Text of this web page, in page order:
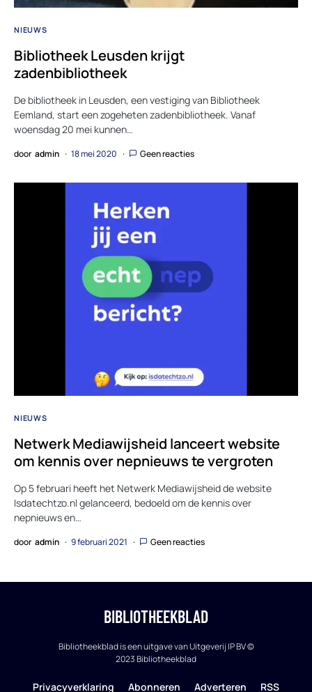
NIEUWS
Bibliotheek Leusden krijgt
zadenbibliotheek
De bibliotheek in Leusden, een vestiging van Bibliotheek
Eemland, start een zogeheten zadenbibliotheek. Vanaf
woensdag 20 mei kunnen…
door admin 18 mei 2020 Geen reacties
NIEUWS
Netwerk Mediawijsheid lanceert website
om kennis over nepnieuws te vergroten
Op 5 februari heeft het Netwerk Mediawijsheid de website
Isdatechtzo.nl gelanceerd, bedoeld om de kennis over
nepnieuws en…
door admin 9 februari 2021 Geen reacties
BIBLIOTHEEKBLAD
Bibliotheekblad is een uitgave van Uitgeverij IP BV ©
2023 Bibliotheekblad
Privacyverklaring Abonneren Adverteren RSS